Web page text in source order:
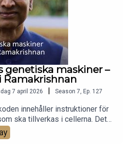
genetiska maskiner –
Ramakrishnan
7 april 2026 | Season 7 Ep. 127
innehåller instruktioner för
ska tillverkas i cellerna. Det
decennier att lära sig tolka
i cellen sker processen